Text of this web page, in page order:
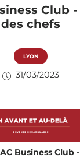
Club
des chefs
LYON
31/03/2023
Business Club